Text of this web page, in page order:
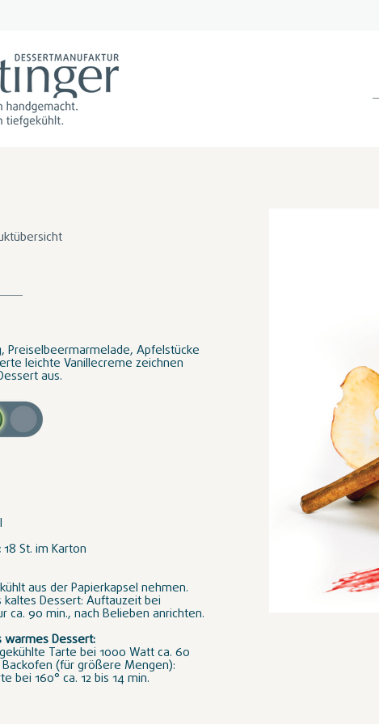
Preiselbeermarmelade, Apfelstücke
leichte Vanillecreme zeichnen
aus.
18 St. im Karton
aus der Papierkapsel nehmen.
kaltes Dessert: Auftauzeit bei
ca. 90 min., nach Belieben anrichten.
warmes Dessert:
Tarte bei 1000 Watt ca. 60
(für größere Mengen):
bei 160° ca. 12 bis 14 min.